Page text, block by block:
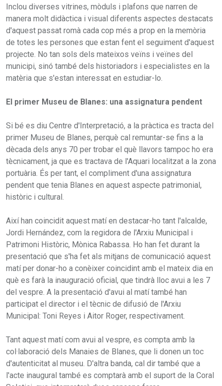
Inclou diverses vitrines, mòduls i plafons que narren de
manera molt didàctica i visual diferents aspectes destacats
d'aquest passat romà cada cop més a prop en la memòria
de totes les persones que estan fent el seguiment d'aquest
projecte. No tan sols dels mateixos veïns i veïnes del
municipi, sinó també dels historiadors i especialistes en la
matèria que s'estan interessat en estudiar-lo.
El primer Museu de Blanes: una assignatura pendent
Si bé es diu Centre d'Interpretació, a la pràctica es tracta del
primer Museu de Blanes, perquè cal remuntar-se fins a la
dècada dels anys 70 per trobar el què llavors tampoc ho era
tècnicament, ja que es tractava de l'Aquari localitzat a la zona
portuària. És per tant, el compliment d'una assignatura
pendent que tenia Blanes en aquest aspecte patrimonial,
històric i cultural.
Així han coincidit aquest matí en destacar-ho tant l'alcalde,
Jordi Hernández, com la regidora de l'Arxiu Municipal i
Patrimoni Històric, Mònica Rabassa. Ho han fet durant la
presentació que s'ha fet als mitjans de comunicació aquest
matí per donar-ho a conèixer coincidint amb el mateix dia en
què es farà la inauguració oficial, que tindrà lloc avui a les 7
del vespre. A la presentació d'avui al matí també han
participat el director i el tècnic de difusió de l'Arxiu
Municipal: Toni Reyes i Aitor Roger, respectivament.
Tant aquest matí com avui al vespre, es compta amb la
col·laboració dels Manaies de Blanes, que li donen un toc
d'autenticitat al museu. D'altra banda, cal dir també que a
l'acte inaugural també es comptarà amb el suport de la Coral